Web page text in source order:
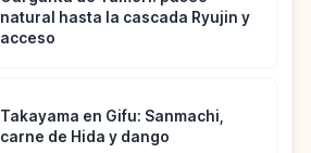
natural hasta la cascada Ryujin y
acceso
Takayama en Gifu: Sanmachi,
carne de Hida y dango